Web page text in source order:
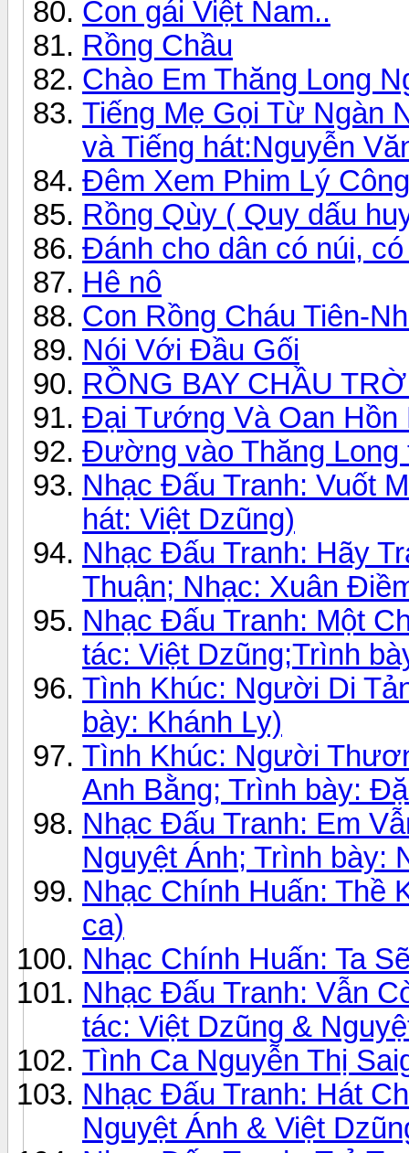
Con gái Việt Nam..
Rồng Chầu
Chào Em Thăng Long
Tiếng Mẹ Gọi Từ Ngàn
và Tiếng hát:Nguyễn
Đêm Xem Phim Lý
Rồng Qùy ( Quy dấu
Đánh cho dân có núi,
Hê nô
Con Rồng Cháu Tiên-
Nói Với Đầu Gối
RỒNG BAY CHẦU
Đại Tướng Và Oan Hồn
Đường vào Thăng Long
Nhạc Đấu Tranh: Vuốt
hát: Việt Dzũng)
Nhạc Đấu Tranh: Hãy
Thuận; Nhạc: Xuân
Nhạc Đấu Tranh: Một
tác: Việt Dzũng;Trình
Tình Khúc: Người Di
bày: Khánh Ly)
Tình Khúc: Người
Anh Bằng; Trình bày:
Nhạc Đấu Tranh: Em
Nguyệt Ánh; Trình bày:
Nhạc Chính Huấn: Thề
ca)
Nhạc Chính Huấn: Ta
Nhạc Đấu Tranh: Vẫn
tác: Việt Dzũng &
Tình Ca Nguyễn Thị
Nhạc Đấu Tranh: Hát
Nguyệt Ánh & Việt